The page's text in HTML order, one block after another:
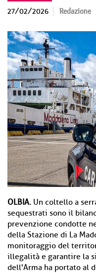
27/02/2026 Redazione
OLBIA. Un coltello a
sequestrati sono il
prevenzione condotte
della Stazione di La
monitoraggio del
illegalità e garantire la
dell'Arma ha portato al